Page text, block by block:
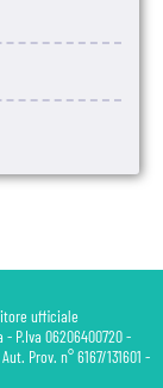
ufficiale
P.Iva 06206400720 -
Prov. n° 6167/131601 -